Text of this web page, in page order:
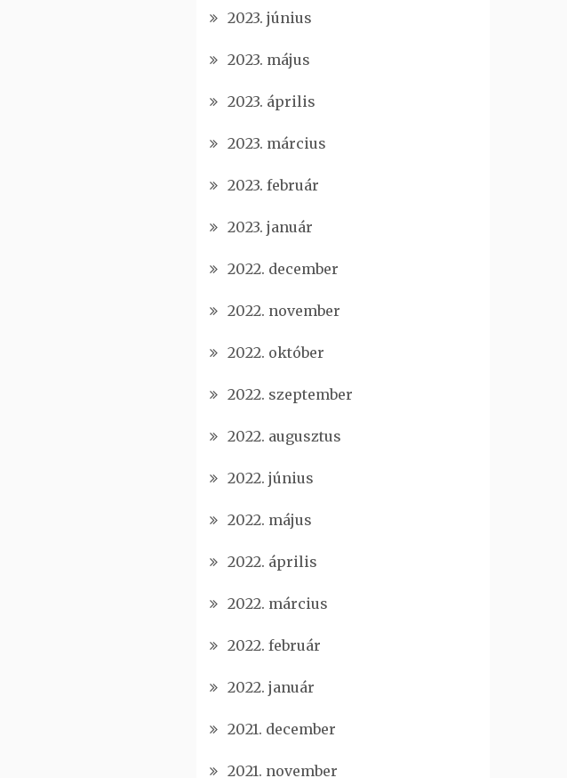
2023. június
2023. május
2023. április
2023. március
2023. február
2023. január
2022. december
2022. november
2022. október
2022. szeptember
2022. augusztus
2022. június
2022. május
2022. április
2022. március
2022. február
2022. január
2021. december
2021. november